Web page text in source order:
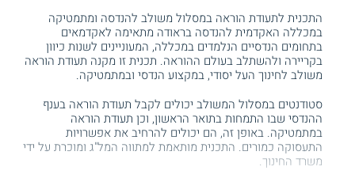
התכנית לתעודת הוראה במסלול משולב להנדסה ומתמטיקה
במכללה האקדמית להנדסה בראודה מתאימה לאקדמאים
בתחומים הנדסיים הנלמדים במכללה, המעוניינים לשנות כיוון
בקריירה ולהשתלב בעולם ההוראה. תכנית זו מקנה תעודת הוראה
משולב לחינוך העל יסודי, במקצוע הנדסי ובמתמטיקה.
סטודנטים במסלול המשולב יכולים לקבל תעודת הוראה בענף
ההנדסי שבו התמחות בתואר הראשון, וכן תעודת הוראה
במתמטיקה. באופן זה, הם יכולים להרחיב את אפשרויות
התעסוקה כמורים. התכנית מותאמת למתווה המל"ג ומוכרת על ידי
משרד החינוך.